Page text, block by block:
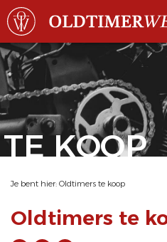
TE KOOP
Je bent hier: Oldtimers te koop
Oldtimers te